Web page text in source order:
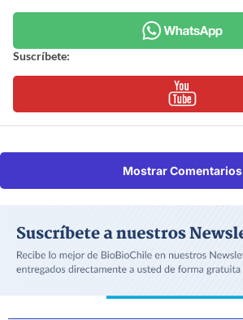
Suscríbete:
Mostrar Comentarios